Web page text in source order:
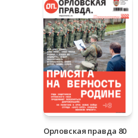
Орловская правда 80